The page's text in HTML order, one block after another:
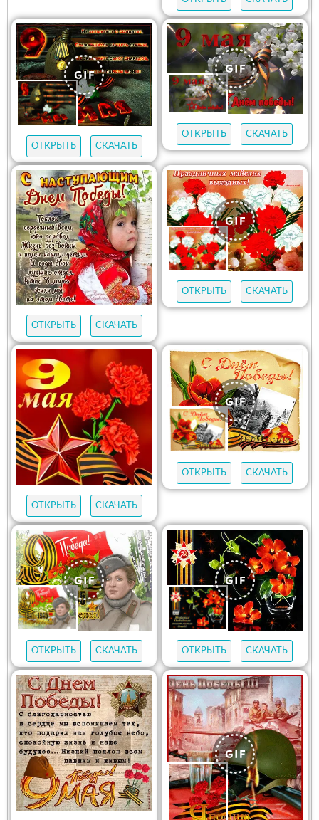
ОТКРЫТЬ СКАЧАТЬ
ОТКРЫТЬ СКАЧАТЬ
ОТКРЫТЬ СКАЧАТЬ
ОТКРЫТЬ СКАЧАТЬ
ОТКРЫТЬ СКАЧАТЬ
ОТКРЫТЬ СКАЧАТЬ
ОТКРЫТЬ СКАЧАТЬ ОТКРЫТЬ СКАЧАТЬ